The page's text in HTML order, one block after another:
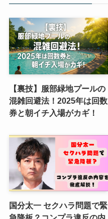
【裏技】服部緑地プールの
混雑回避法！2025年は回数
券と朝イチ入場がカギ！
国分太一 セクハラ問題で緊